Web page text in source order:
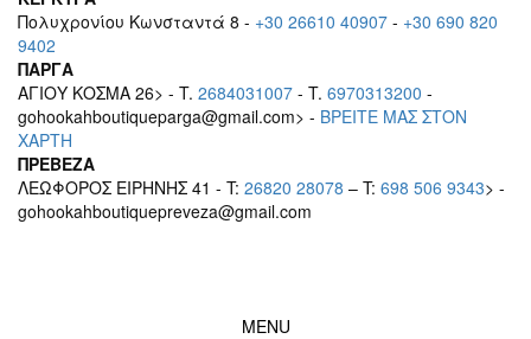
Πολυχρονίου Κωνσταντά 8 - +30 26610 40907 - +30 690 820
9402
ΠΑΡΓΑ
ΑΓΙΟΥ ΚΟΣΜΑ 26> - T. 2684031007 - T. 6970313200 -
gohookahboutiqueparga@gmail.com> - BΡEITE MAΣ ΣΤΟΝ
ΧΑΡΤΗ
ΠΡΕΒΕΖΑ
ΛΕΩΦΟΡΟΣ ΕΙΡΗΝΗΣ 41 - T: 26820 28078 – T: 698 506 9343> -
gohookahboutiquepreveza@gmail.com
MENU